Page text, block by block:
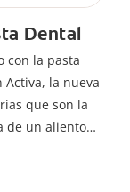
Dental
con la pasta
la nueva
que son la
de un aliento
de dientes